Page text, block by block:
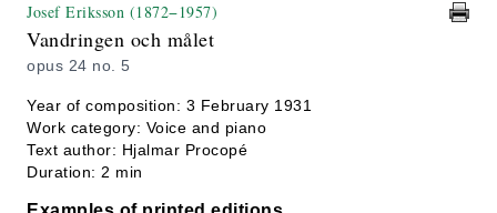
Josef Eriksson (1872−1957)
Vandringen och målet
opus 24 no. 5
Year of composition: 3 February 1931
Work category: Voice and piano
Text author: Hjalmar Procopé
Duration: 2 min